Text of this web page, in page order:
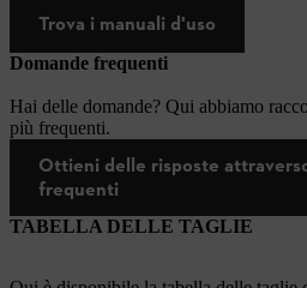
Trova i manuali d'uso
Domande frequenti
Hai delle domande? Qui abbiamo
più frequenti.
Ottieni delle risposte
frequenti
TABELLA DELLE TAGLIE